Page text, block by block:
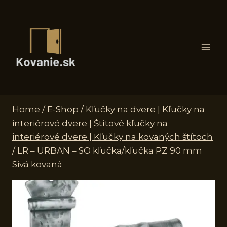
Home / E-Shop / Kľučky na dvere | Kľučky na
interiérové dvere | Štítové kľučky na
interiérové dvere | Kľučky na kovaných štítoch
/ LR – URBAN – SO kľučka/kľučka PZ 90 mm
Sivá kovaná